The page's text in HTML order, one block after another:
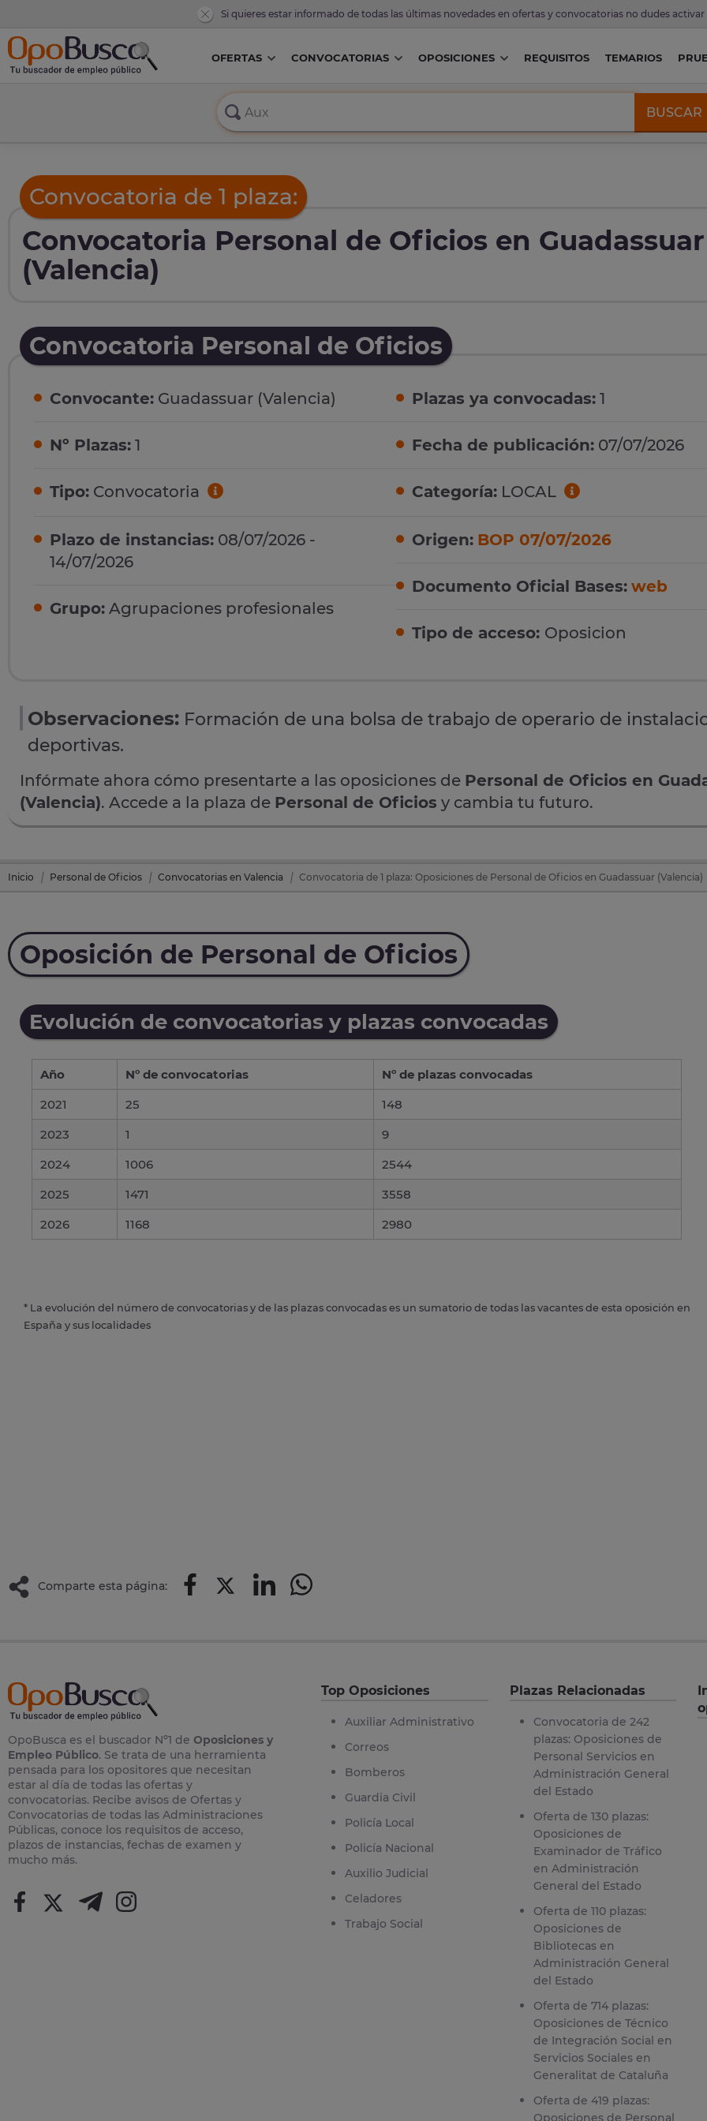
Si quieres estar informado de todas las últimas novedades en ofertas y convocatorias no dudes activar
OFERTAS CONVOCATORIAS OPOSICIONES REQUISITOS TEMARIOS
BUSCAR
Convocatoria de 1 plaza:
Convocatoria Personal de Oficios en Guadassuar
(Valencia)
Convocatoria Personal de Oficios
Convocante: Guadassuar (Valencia)
Nº Plazas: 1
Tipo: Convocatoria
Plazo de instancias: 08/07/2026 -
14/07/2026
Grupo: Agrupaciones profesionales
Plazas ya convocadas: 1
Fecha de publicación: 07/07/2026
Categoría: LOCAL
Origen: BOP 07/07/2026
Documento Oficial Bases: web
Tipo de acceso: Oposicion
Observaciones: Formación de una bolsa de trabajo de operario de
deportivas.
Infórmate ahora cómo presentarte a las oposiciones de Personal de Oficios en
(Valencia). Accede a la plaza de Personal de Oficios y cambia tu futuro.
Inicio Personal de Oficios Convocatorias en Valencia Convocatoria de 1 plaza: Oposiciones de Personal de Oficios en Guadassuar (Valencia)
Oposición de Personal de Oficios
Evolución de convocatorias y plazas convocadas
Año Nº de convocatorias
Nº de plazas convocadas
2021
25
148
2023
1
9
2024
1006
2544
2025
1471
3558
2026
1168 2980
* La evolución del número de convocatorias y de las plazas convocadas es un sumatorio de todas las vacantes de esta oposición en
España y sus localidades
Comparte esta página:
OpoBusca es el buscador Nº1 de Oposiciones y
Empleo Público. Se trata de una herramienta
pensada para los opositores que necesitan
estar al día de todas las ofertas y
convocatorias. Recibe avisos de Ofertas y
Convocatorias de todas las Administraciones
Públicas, conoce los requisitos de acceso,
plazos de instancias, fechas de examen y
mucho más.
Top Oposiciones
Auxiliar Administrativo
Correos
Bomberos
Guardia Civil
Policía Local
Policía Nacional
Auxilio Judicial
Celadores
Trabajo Social
Plazas Relacionadas
Convocatoria de 242
plazas: Oposiciones de
Personal Servicios en
Administración General
del Estado
Oferta de 130 plazas:
Oposiciones de
Examinador de Tráfico
en Administración
General del Estado
Oferta de 110 plazas:
Oposiciones de
Bibliotecas en
Administración General
del Estado
Oferta de 714 plazas:
Oposiciones de Técnico
de Integración Social en
Servicios Sociales en
Generalitat de Cataluña
Oferta de 419 plazas:
Oposiciones de Personal